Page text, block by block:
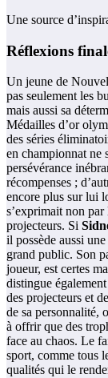
Une source
Réflexions
Un jeune de
pas seulement les
mais aussi sa
Médailles d’or
des séries
en championnat ne
persévérance
récompenses ;
encore plus sur lui
s’exprimait non
projecteurs. Si
il possède aussi
grand public. Son
joueur, est certes
distingue
des projecteurs et
de sa personnalité,
à offrir que des
face au chaos. Le
sport, comme tous
qualités qui le